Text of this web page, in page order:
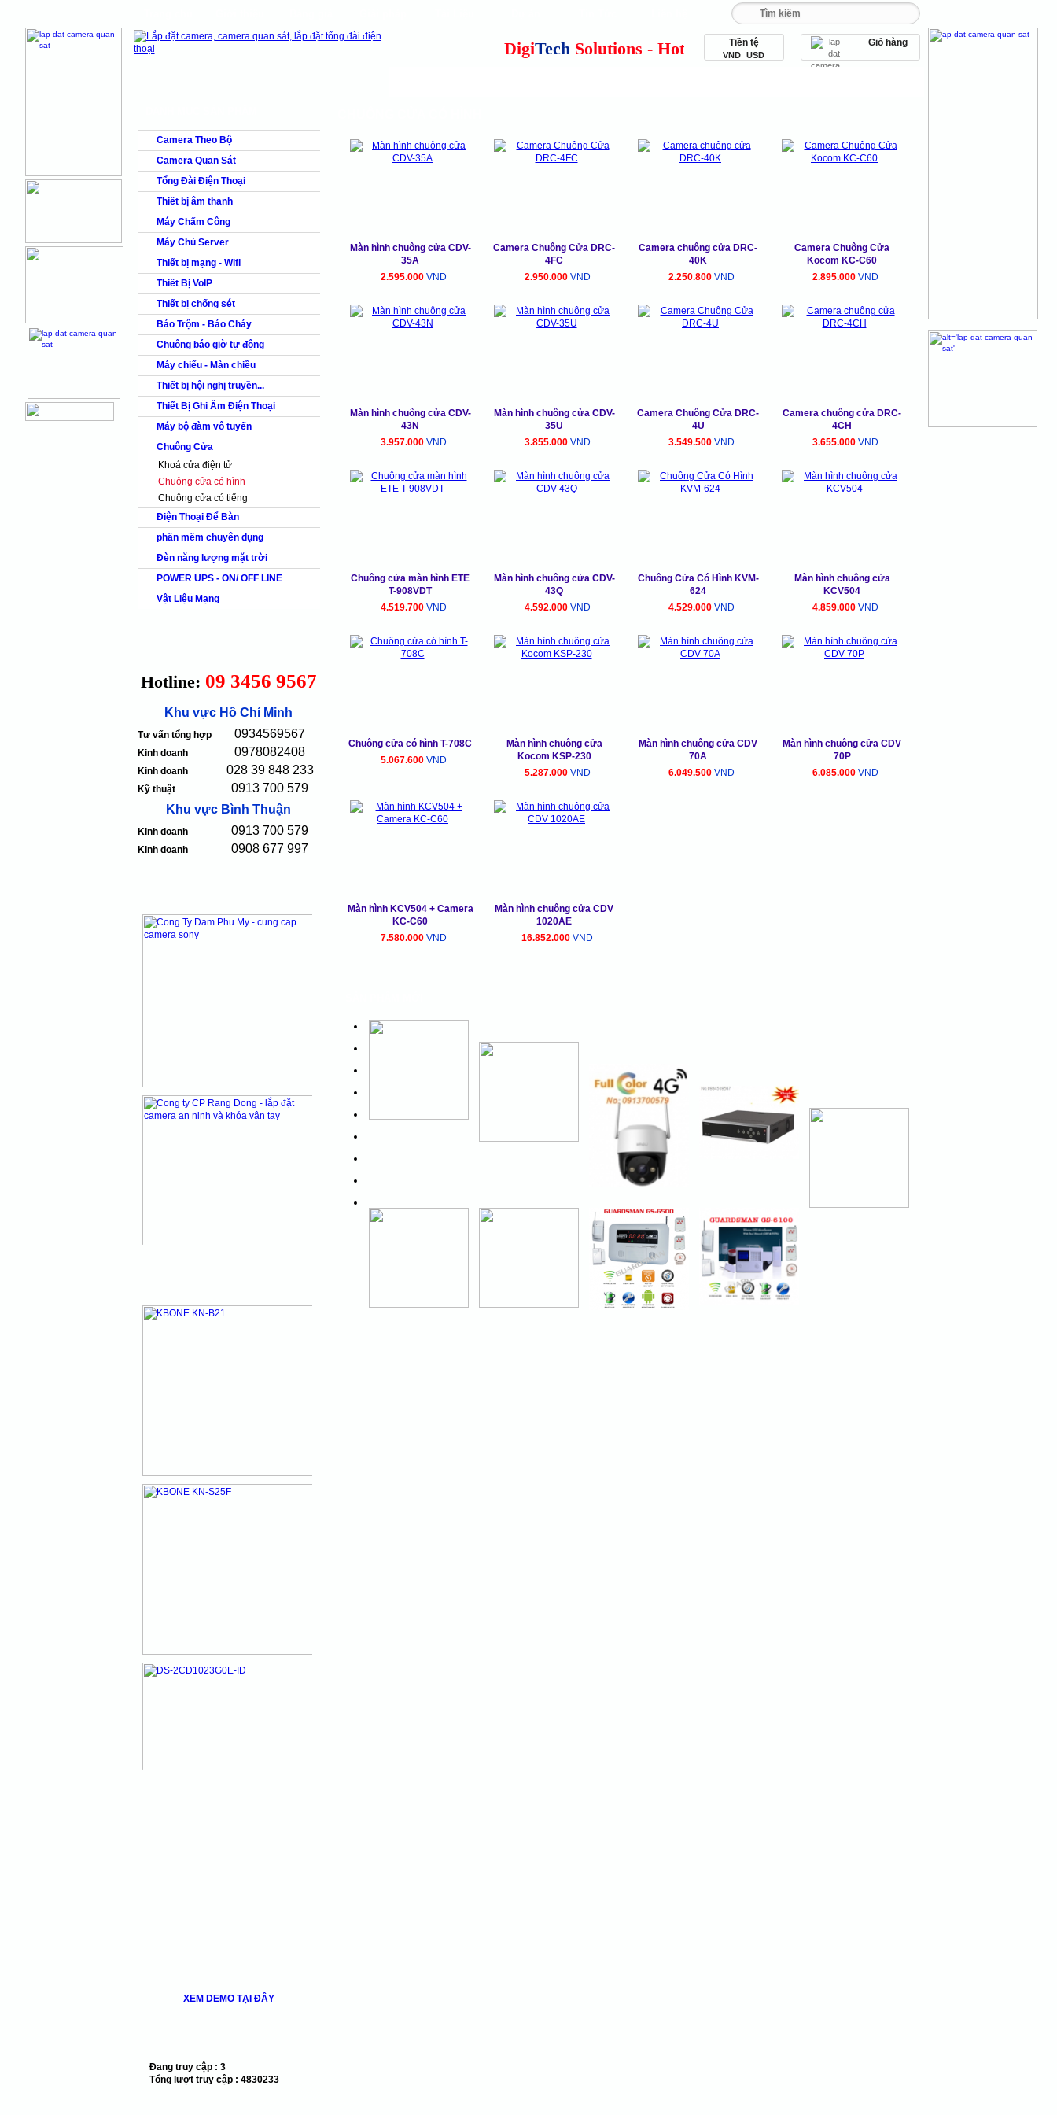
cns
shops faq products our clients DigiTech Solutions - Hotline: 093 456 9 567
Tiền tệ
VND USD
Giỏ hàng
Camera Theo Bộ
Camera Quan Sát
Tổng Đài Điện Thoại
Thiết bị âm thanh
Máy Chấm Công
Máy Chủ Server
Thiết bị mạng - Wifi
Thiết Bị VoIP
Thiết bị chống sét
Báo Trộm - Báo Cháy
Chuông báo giờ tự động
Máy chiếu - Màn chiều
Thiết bị hội nghị truyền...
Thiết Bị Ghi Âm Điện Thoại
Máy bộ đàm vô tuyến
Chuông Cửa
Khoá cửa điện tử
Chuông cửa có hình
Chuông cửa có tiếng
Điện Thoại Để Bàn
phần mềm chuyên dụng
Đèn năng lượng mặt trời
POWER UPS - ON/ OFF LINE
Vật Liệu Mạng
Hotline: 09 3456 9567
Khu vực Hồ Chí Minh
Tư vấn tổng hợp 0934569567
Kinh doanh 0978082408
Kinh doanh 028 39 848 233
Kỹ thuật
0913 700 579
Khu vực Bình Thuận
Kinh doanh 0913 700 579
Kinh doanh 0908 677 997
XEM DEMO TẠI ĐÂY
Đang truy cập : 3
Tổng lượt truy cập : 4830233
Màn hình chuông cửa CDV-
35A
2.595.000 VND
Camera Chuông Cửa DRC-
4FC
2.950.000 VND
Camera chuông cửa DRC-
40K
2.250.800 VND
Camera Chuông Cửa
Kocom KC-C60
2.895.000 VND
Màn hình chuông cửa CDV-
43N
3.957.000 VND
Màn hình chuông cửa CDV-
35U
3.855.000 VND
Camera Chuông Cửa DRC-
4U
3.549.500 VND
Camera chuông cửa DRC-
4CH
3.655.000 VND
Chuông cửa màn hình ETE
T-908VDT
4.519.700 VND
Màn hình chuông cửa CDV-
43Q
4.592.000 VND
Chuông Cửa Có Hình KVM-
624
4.529.000 VND
Màn hình chuông cửa
KCV504
4.859.000 VND
Chuông cửa có hình T-708C
5.067.600 VND
Màn hình chuông cửa
Kocom KSP-230
5.287.000 VND
Màn hình chuông cửa CDV
70A
6.049.500 VND
Màn hình chuông cửa CDV
70P
6.085.000 VND
Màn hình KCV504 + Camera
KC-C60
7.580.000 VND
Màn hình chuông cửa CDV
1020AE
16.852.000 VND